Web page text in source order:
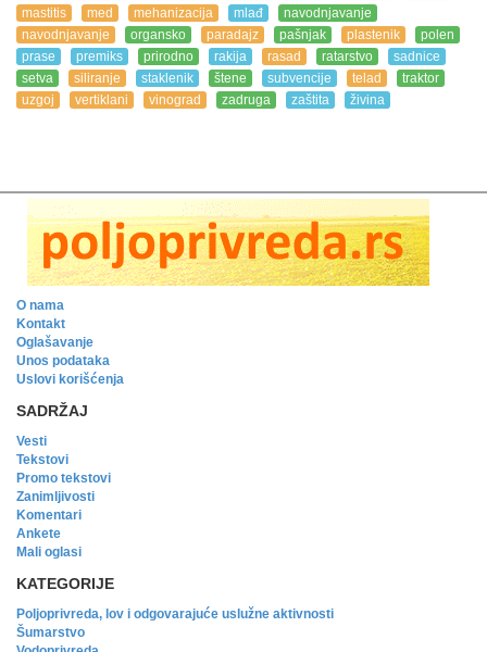
mastitis
med mehanizacija mlađ
navodnjavanje
navodnjavanje
organsko paradajz pašnjak plastenik
polen
prase
premiks prirodno rakija rasad ratarstvo
sadnice
setva
siliranje staklenik štene subvencije telad
traktor
uzgoj
vertiklani vinograd zadruga zaštita živina
O nama
Kontakt
Oglašavanje
Unos podataka
Uslovi korišćenja
SADRŽAJ
Vesti
Tekstovi
Promo tekstovi
Zanimljivosti
Komentari
Ankete
Mali oglasi
KATEGORIJE
Poljoprivreda, lov i odgovarajuće uslužne aktivnosti
Šumarstvo